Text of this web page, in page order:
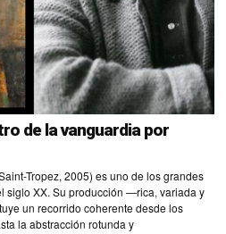
de la vanguardia por
Tropez, 2005) es uno de los grandes
siglo XX. Su producción —rica, variada y
un recorrido coherente desde los
la abstracción rotunda y